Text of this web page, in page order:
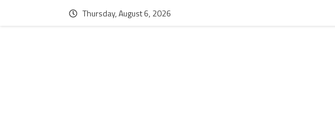
Thursday, August 6, 2026